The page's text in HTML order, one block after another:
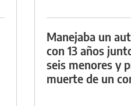
Manejaba un
con 13 años
seis menores y
muerte de un